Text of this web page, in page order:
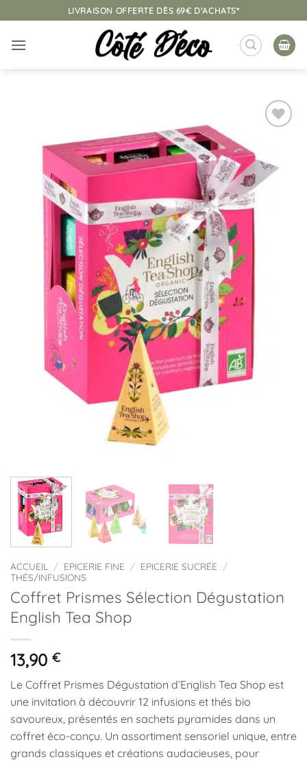
au
contenu
LIVRAISON OFFERTE DÈS 69€ D'ACHATS*
liste
d’envies
ACCUEIL / EPICERIE FINE / EPICERIE SUCRÉE /
THÉS/INFUSIONS
Coffret Prismes Sélection Dégustation
English Tea Shop
13,90 €
Le Coffret Prismes Dégustation d’English Tea Shop est
une invitation à découvrir 12 infusions et thés bio
savoureux, présentés en sachets pyramides dans un
coffret éco-conçu. Un assortiment sensoriel unique, entre
grands classiques et créations audacieuses, pour